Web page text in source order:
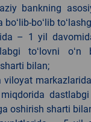
bankning
boʻlib
– 1 yil
toʻlovni
bilan;
viloyat
dastlabgi
oshirish sharti